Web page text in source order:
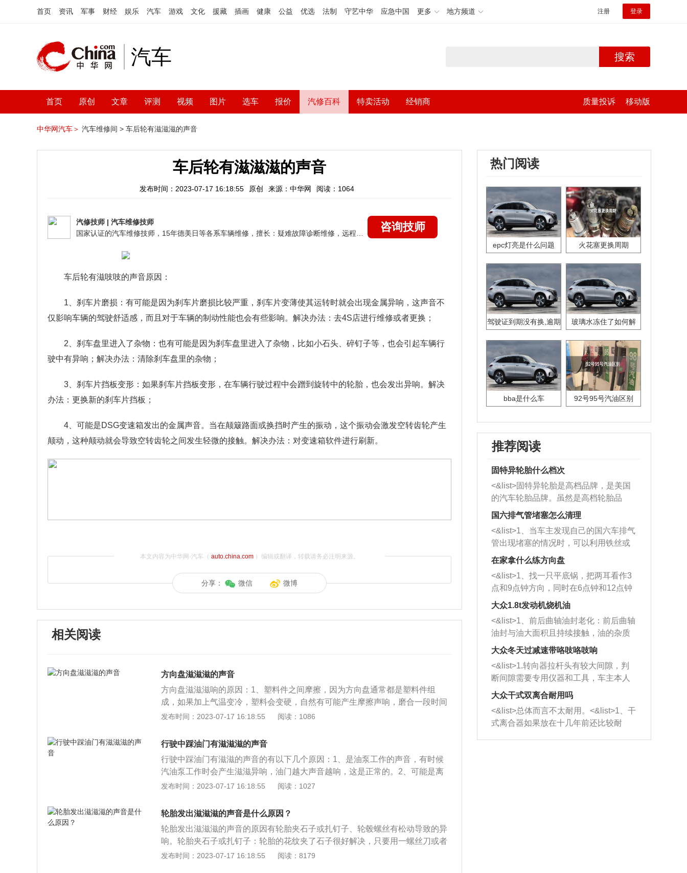
首页 资讯 军事 财经 娱乐 汽车 游戏 文化 援藏 插画 健康 公益 优选 法制 守艺中华 应急中国 更多 地方频道 注册 登录
汽车 搜索
首页 原创 文章 评测 视频 图片 选车 报价 汽修百科 特卖活动 经销商 质量投诉 移动版
中华网汽车＞ 汽车维修间 > 车后轮有滋滋滋的声音
车后轮有滋滋滋的声音
发布时间：2023-07-17 16:18:55 原创 来源：中华网 阅读：1064
汽修技师 | 汽车维修技师
咨询技师
车后轮有滋吱吱的声音原因：
1、刹车片磨损：有可能是因为刹车片磨损比较严重，刹车片变薄使其运转时就会出现金属异响，这声音不
仅影响车辆的驾驶舒适感，而且对于车辆的制动性能也会有些影响。解决办法：去4S店进行维修或者更换；
2、刹车盘里进入了杂物：也有可能是因为刹车盘里进入了杂物，比如小石头、碎钉子等，也会引起车辆行
驶中有异响；解决办法：清除刹车盘里的杂物；
3、刹车片挡板变形：如果刹车片挡板变形，在车辆行驶过程中会蹭到旋转中的轮胎，也会发出异响。解决
办法：更换新的刹车片挡板；
4、可能是DSG变速箱发出的金属声音。当在颠簸路面或换挡时产生的振动，这个振动会激发空转齿轮产生
颠动，这种颠动就会导致空转齿轮之间发生轻微的接触。解决办法：对变速箱软件进行刷新。
本文内容为中华网·汽车（ auto.china.com）编辑或翻译，转载请务必注明来源。
分享： 微信 微博
相关阅读
方向盘滋滋滋的声音
方向盘滋滋滋响的原因：1、塑料件之间摩擦，因为方向盘通常都是塑料件组
成，如果加上气温变冷，塑料会变硬，自然有可能产生摩擦声响，磨合一段时间
就好了。2、导致方向盘出现吱吱响的主要原因就是转向柱的摩擦力大，缺少润
如果转向横拉杆球头老化，那么就会造成汽车方向盘抖动和声响的情况，这种情
况通常都是更换转向横拉杆球头，并且在更换后进行四轮定位。4、平衡杆发出
的异响，如果并不是减震器传出的声音，那么要检查一下平衡杆胶有没有出现松
动或损坏的现像，平衡杆胶松动、损坏不但会在打方向时响，在过不平路面时也
会发出响声，平衡杆胶松动是可以通过加垫片的方式来解决的，如果损坏就只能
震器顶座的位置发出，这样就知道是不是减震器的平面轴承发出的声音了，减震
器的平面轴承发响，你可以在平面轴承上涂些黄油，如果涂后还是响，就只能更
换了。6、方向盘气囊游丝问题，这个声音多由方向盘里传出。给方向盘气囊游
船、飞机等的操纵行驶方向的轮状装置。因为没有方向盘的汽车根本就不成其为
发布时间：2023-07-17 16:18:55 阅读：1086
行驶中踩油门有滋滋滋的声音
行驶中踩油门有滋滋的声音的有以下几个原因：1、是油泵工作的声音，有时候
汽油泵工作时会产生滋滋异响，油门越大声音越响，这是正常的。2、可能是离
合器的分离轴承坏掉。试着踩油门，车子如果正常运转但并不加速，这说明显打
时到汽修店检车维修。3、检查发动机的进气管道是否有漏气，踩油门加大进气
量，会有漏气滋滋异响，检查空气滤芯安装是否到位，进气管路有无破损和松
动，需要根据检查重新安装空气滤芯，并更换进气管。4、发动机皮带是否老化
松动、打滑，需要更换皮带张紧器。行驶中踩油门有滋滋声的解决办法如下：
1、锁定故障彻底解决，需要检查发动机的进气管道是否有漏气，空气滤芯安装
发布时间：2023-07-17 16:18:55 阅读：1027
轮胎发出滋滋滋的声音是什么原因？
轮胎发出滋滋滋的声音的原因有轮胎夹石子或扎钉子、轮毂螺丝有松动导致的异
响。轮胎夹石子或扎钉子：轮胎的花纹夹了石子很好解决，只要用一螺丝刀或者
铁块把花纹缝隙中的石子撬出来就可以。注意因为轮胎被尖锐的物件刺入后，很
发布时间：2023-07-17 16:18:55 阅读：8179
热门阅读
epc灯亮是什么问题 火花塞更换周期
驾驶证到期没有换,逾期
玻璃水冻住了如何解
bba是什么车 92号95号汽油区别
推荐阅读
固特异轮胎什么档次
<&list>固特异轮胎是高档品牌，是美国
的汽车轮胎品牌。虽然是高档轮胎品
牌，但是中高低端的轮胎都有生产，这
也是为了更好的开拓市场。
国六排气管堵塞怎么清理
<&list>1、当车主发现自己的国六车排气
管出现堵塞的情况时，可以利用铁丝或
者是细棍，直接将杂物给取出来，如果
堵塞情况比较严重，也可以采取应急措
施。 <&list>2、直接利用木棍将所有的
杂物推到排气管里面的位置处，然后将
三元催化器拆解开，就可以将堵塞的东
西取出来。但如果是因为积碳过多引起
的堵塞，就需要将三元催化器泡在草酸
洗剂对堵塞的情况得到解决，将清洗剂
放在燃油箱中，与燃油混合后，车辆启
动时，就可以和汽油一起进入到燃烧
室，最后形成废气排出，就可以让三元
催化器得到清洗，排气管堵塞的情况就
能够得到解决。
在家拿什么练方向盘
<&list>1、找一只平底锅，把两耳看作3
点和9点钟方向，同时在6点钟和12点钟
方向做一个标记。 <&list>2、双手握住
一圈半的练习，往右同样也要打相同的
圈数。 <&list>3、最后强调要反复练
习，这样就可以形成肌肉记忆，在真实
驾驶车辆时，不需要记忆也能打好方
向。
大众1.8t发动机烧机油
<&list>1、前后曲轴油封老化：前后曲轴
油封与油大面积且持续接触，油的杂质
和发动机内持续温度变化使其密封效果
逐渐减弱，导致渗油或漏油。<&list>2、
活塞间隙过大：积碳会使活塞环与缸体
的间隙扩大，导致机油流入燃烧室中，
造成烧机油。<&list>3、机油粘度。使用
机油粘度过小的话，同样会有烧机油现
象，机油粘度过小具有很好的流动性，
大众冬天过减速带咯吱咯吱响
<&list>1.转向器拉杆头有较大间隙，判
断间隙需要专用仪器和工具，车主本人
无法制作，需要将车辆送到修理厂或4s
店；<&list>2.车辆半轴套管防尘罩破
裂，破裂后会出现漏油现象，使半轴磨
损严重，磨损的半轴容易损坏，产生异
响；<&list>3.稳定器的转向胶套和球头
大众干式双离合耐用吗
<&list>总体而言不太耐用。<&list>1、干
式离合器如果放在十几年前还比较耐